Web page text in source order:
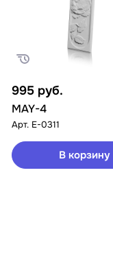
995 руб.
MAY-4
Арт. E-0311
В корзину